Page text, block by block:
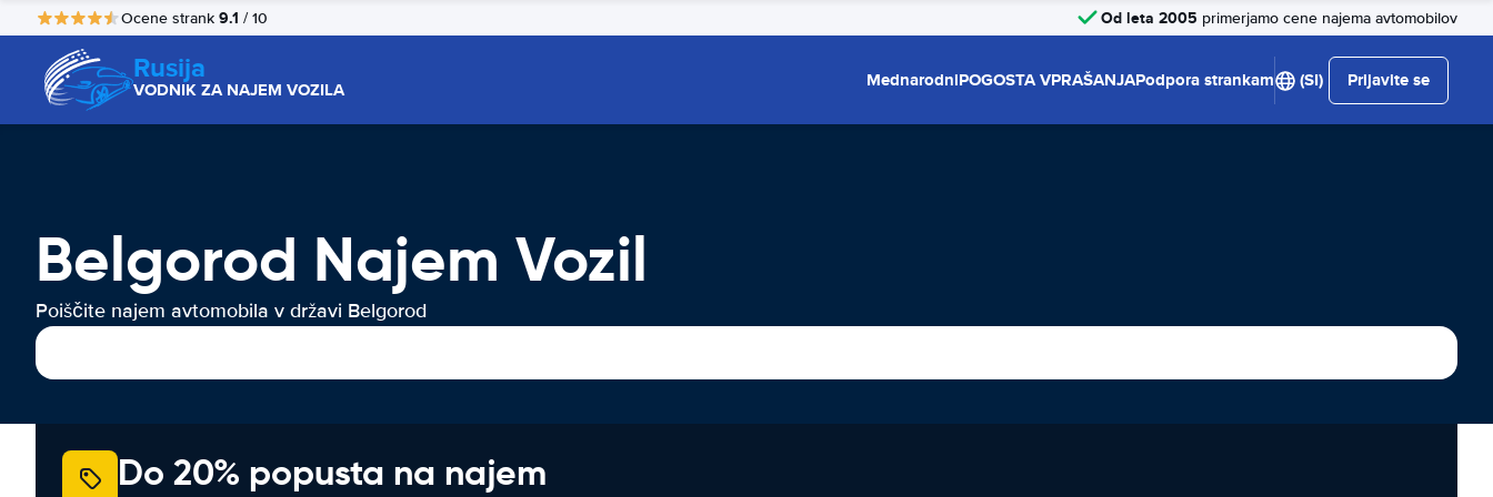
Ocene strank 9.1 / 10 Od leta 2005 primerjamo cene najema avtomobilov
Rusija
VODNIK ZA NAJEM VOZILA MednarodniPOGOSTA VPRAŠANJAPodpora strankam (SI) Prijavite se
Belgorod Najem Vozil
Poiščite najem avtomobila v državi Belgorod
Do 20% popusta na najem